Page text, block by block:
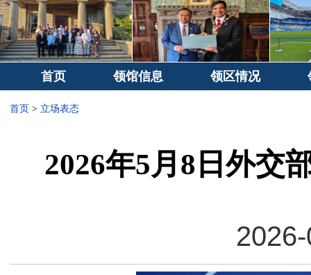
首页 领馆信息 领区情况
首页 > 立场表态
2026年5月8日外交